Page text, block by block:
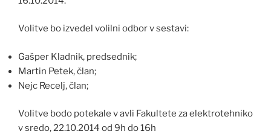
Volitve bo izvedel volilni odbor v sestavi:
Gašper Kladnik, predsednik;
Martin Petek, član;
Nejc Recelj, član;
Volitve bodo potekale v avli Fakultete za elektrotehniko
v sredo, 22.10.2014 od 9h do 16h